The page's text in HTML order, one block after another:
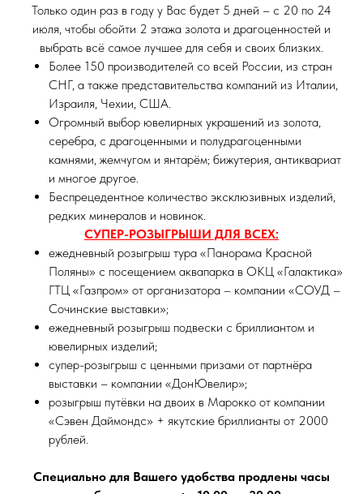
Только один раз в году у Вас будет 5 дней – с 20 по 24
июля, чтобы обойти 2 этажа золота и драгоценностей и
выбрать всё самое лучшее для себя и своих близких.
Более 150 производителей со всей России, из стран
СНГ, а также представительства компаний из Италии,
Израиля, Чехии, США.
Огромный выбор ювелирных украшений из золота,
серебра, с драгоценными и полудрагоценными
камнями, жемчугом и янтарём; бижутерия, антиквариат
и многое другое.
Беспрецедентное количество эксклюзивных изделий,
редких минералов и новинок.
СУПЕР-РОЗЫГРЫШИ ДЛЯ ВСЕХ:
ежедневный розыгрыш тура «Панорама Красной
Поляны» с посещением аквапарка в ОКЦ «Галактика»
ГТЦ «Газпром» от организатора – компании «СОУД –
Сочинские выставки»;
ежедневный розыгрыш подвески с бриллиантом и
ювелирных изделий;
супер-розыгрыш с ценными призами от партнёра
выставки – компании «ДонЮвелир»;
розыгрыш путёвки на двоих в Марокко от компании
«Сэвен Даймондс» + якутские бриллианты от 2000
рублей.
Специально для Вашего удобства продлены часы